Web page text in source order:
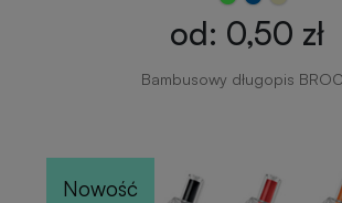
od: 0,50 zł
Bambusowy długopis
Nowość